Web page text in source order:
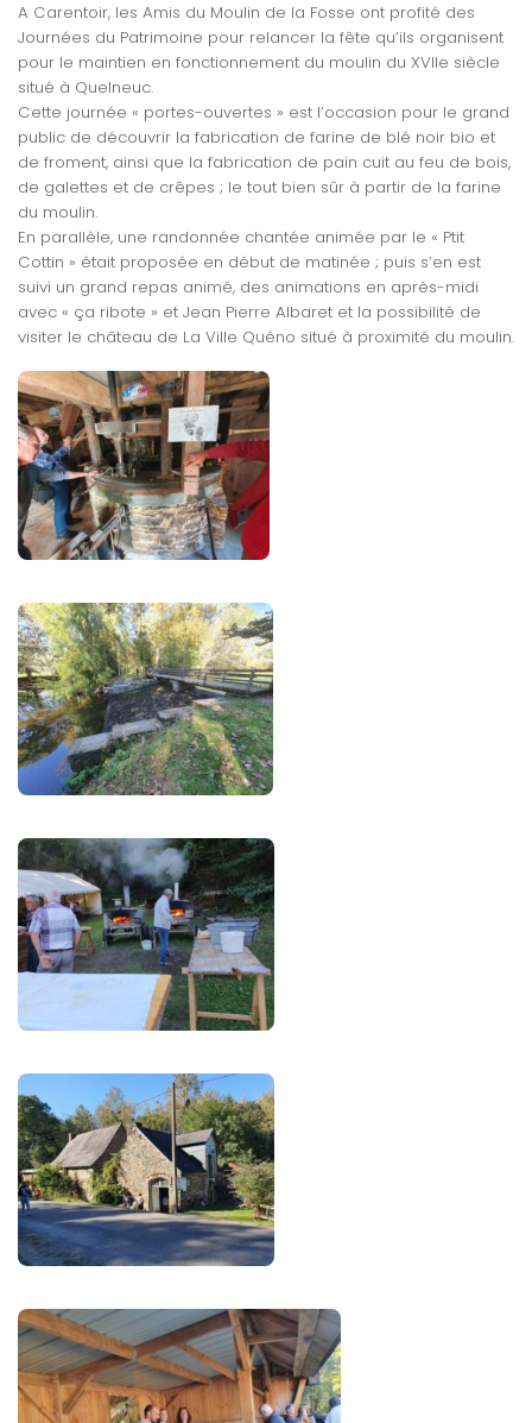
A Carentoir, les Amis du Moulin de la Fosse ont profité des
Journées du Patrimoine pour relancer la fête qu’ils organisent
pour le maintien en fonctionnement du moulin du XVIIe siècle
situé à Quelneuc.
Cette journée « portes-ouvertes » est l’occasion pour le grand
public de découvrir la fabrication de farine de blé noir bio et
de froment, ainsi que la fabrication de pain cuit au feu de bois,
de galettes et de crêpes ; le tout bien sûr à partir de la farine
du moulin.
En parallèle, une randonnée chantée animée par le « Ptit
Cottin » était proposée en début de matinée ; puis s’en est
suivi un grand repas animé, des animations en après-midi
avec « ça ribote » et Jean Pierre Albaret et la possibilité de
visiter le château de La Ville Quéno situé à proximité du moulin.